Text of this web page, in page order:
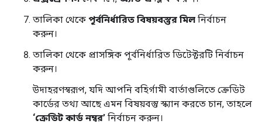
তালিকা থেকে পূর্বনির্ধারিত বিষয়বস্তুর মিল নির্বাচন
করুন।
তালিকা থেকে প্রাসঙ্গিক পূর্বনির্ধারিত ডিটেক্টরটি নির্বাচন
করুন।
উদাহরণস্বরূপ, যদি আপনি বহির্গামী বার্তাগুলিতে ক্রেডিট
কার্ডের তথ্য আছে এমন বিষয়বস্তু স্ক্যান করতে চান, তাহলে
‘ক্রেডিট কার্ড নম্বর’ নির্বাচন করুন।